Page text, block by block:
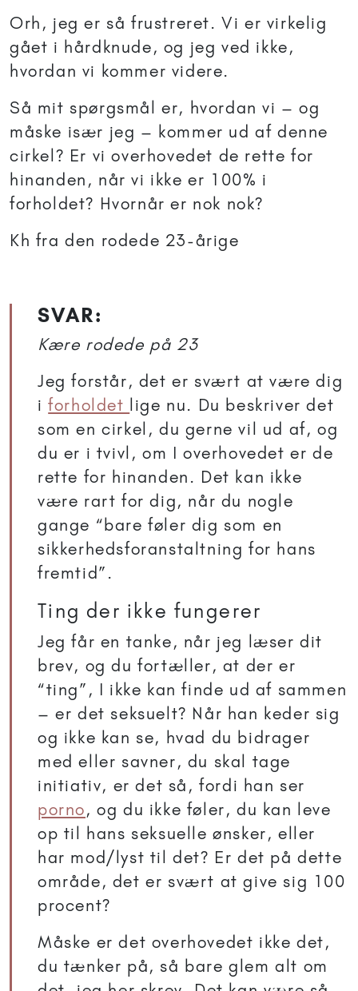
Orh, jeg er så frustreret. Vi er virkelig
gået i hårdknude, og jeg ved ikke,
hvordan vi kommer videre.
Så mit spørgsmål er, hvordan vi – og
måske især jeg – kommer ud af denne
cirkel? Er vi overhovedet de rette for
hinanden, når vi ikke er 100% i
forholdet? Hvornår er nok nok?
Kh fra den rodede 23-årige
SVAR:
Kære rodede på 23
Jeg forstår, det er svært at være dig
iforholdet
lige nu. Du beskriver det
som en cirkel, du gerne vil ud af, og
du er i tvivl, om I overhovedet er de
rette for hinanden. Det kan ikke
være rart for dig, når du nogle
gange “bare føler dig som en
sikkerhedsforanstaltning for hans
fremtid”.
Ting der ikke fungerer
Jeg får en tanke, når jeg læser dit
brev, og du fortæller, at der er
“ting”, I ikke kan finde ud af sammen
– er det seksuelt? Når han keder sig
og ikke kan se, hvad du bidrager
med eller savner, du skal tage
initiativ, er det så, fordi han ser
porno, og du ikke føler, du kan leve
op til hans seksuelle ønsker, eller
har mod/lyst til det? Er det på dette
område, det er svært at give sig 100
procent?
Måske er det overhovedet ikke det,
du tænker på, så bare glem alt om